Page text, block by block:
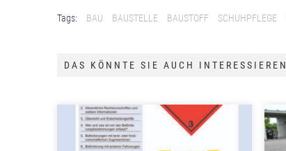
Tags: BAU BAUSTELLE BAUSTOFF SCHUHPFLEGE
DAS KÖNNTE SIE AUCH INTERESSIEREN